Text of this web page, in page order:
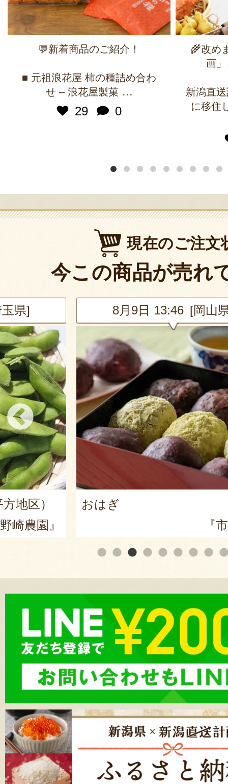
💬新着商品のご紹介！
■ 元祖浪花屋 柿の種詰め合わ
せ – 浪花屋製菓 ...
29
0
🌾改め
画
新潟直
に移住
現在のご注文
今この商品が売れ
県]
地区）
崎農園』
8月9日 13:46 [岡山
おはぎ
『